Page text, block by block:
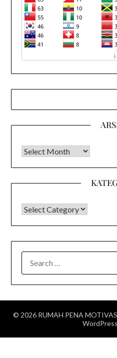
Arsip
KATEGORI
FOR:
© 2026 RUMAH PENA